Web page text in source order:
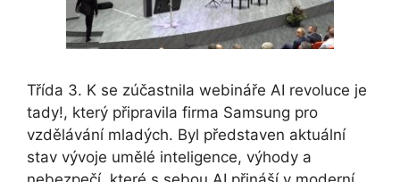
Třída 3. K se zúčastnila webináře AI revoluce je
tady!, který připravila firma Samsung pro
vzdělávání mladých. Byl představen aktuální
stav vývoje umělé inteligence, výhody a